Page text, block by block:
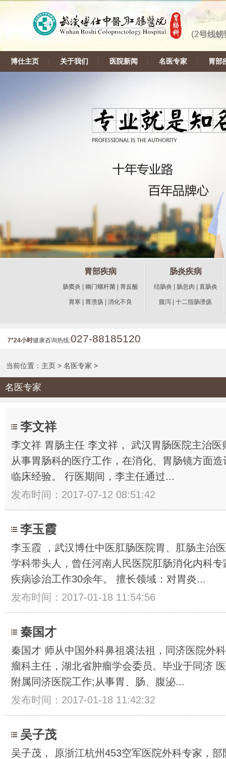
博仕主页 关于我们 医院新闻 名医专家 胃部
胃部疾病
肠窦炎 幽门螺杆菌| 胃反酸
胃寒 胃溃疡 消化不良
肠炎疾病
结肠炎 肠息肉 直肠炎
腹泻 十二指肠溃疡
7*24小时健康咨询热线:027-88185120
当前位置： 主页 > 名医专家 >
名医专家
李文祥
李文祥 胃肠主任 李文祥， 武汉胃肠医院主治
从事胃肠科的医疗工作，在消化、胃肠镜方面
临床经验。 行医期间，李主任通过...
发布时间：2017-07-12 08:51:42
李玉霞
李玉霞 ，武汉博仕中医肛肠医院胃、肛肠主治
学科带头人，曾任河南人民医院肛肠消化内科
疾病诊治工作30余年。 擅长领域：对胃炎...
发布时间：2017-01-18 11:54:56
秦国才
秦国才 师从中国外科鼻祖裘法祖，同济医院外
瘤科主任，湖北省肿瘤学会委员。毕业于同济
附属同济医院工作;从事胃、肠、腹泌...
发布时间：2017-01-18 11:42:32
吴子茂
吴子茂， 原浙江杭州453空军医院外科专家，